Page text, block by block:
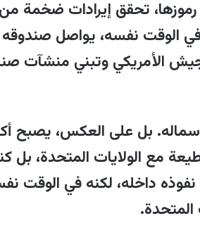
مع رؤية ثيل الفكرية التي
تكشف عن تحول أعمق في
وجودهم القانوني
فيستفيد رأس المال من
السياسية. هذا الاتجاه
وقوع الأزمات، بينما تبقى
رموزها، تحقق إيرادات ضخمة
الوقت نفسه، يواصل
الأمريكي وتبني منشآت
بل على العكس، يصبح
مع الولايات المتحدة،
نفوذه داخله، لكنه في الوقت
المتحدة.